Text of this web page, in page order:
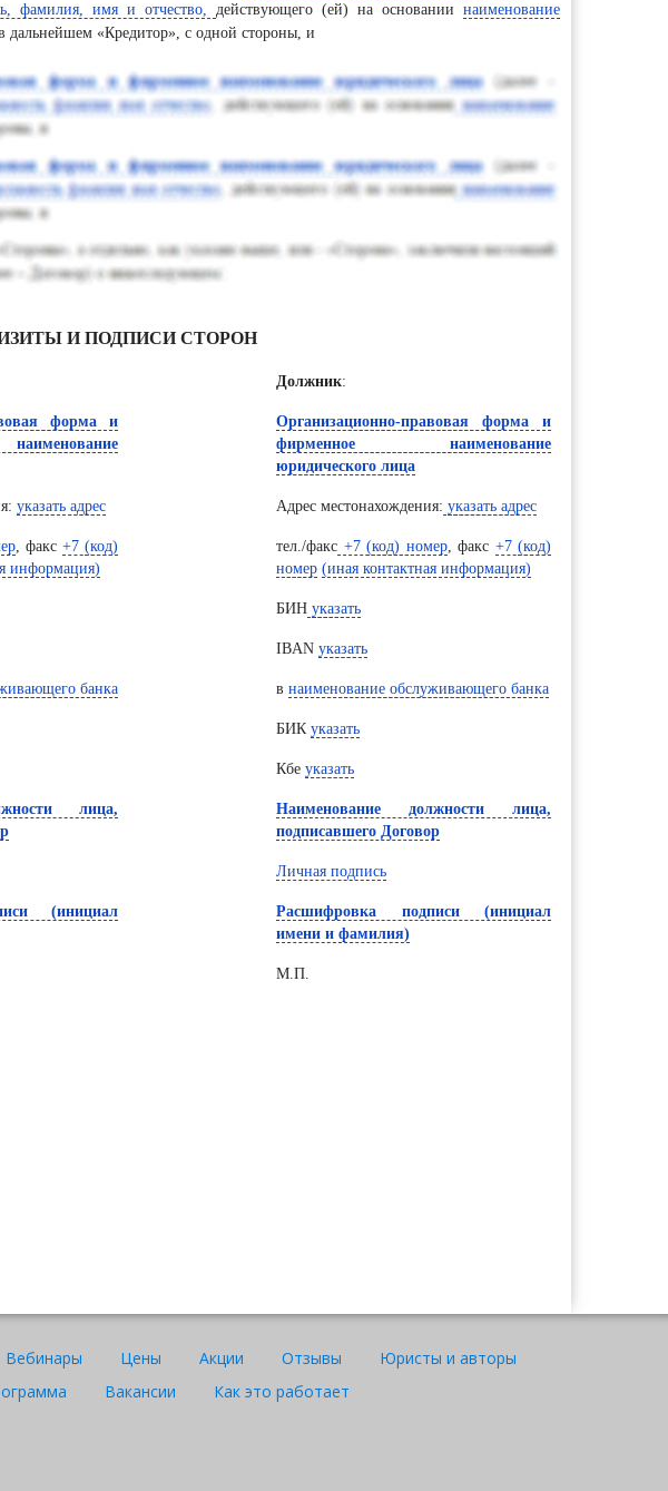
фамилия, имя и отчество, действующего (ей) на основании наименование
дальнейшем «Кредитор», с одной стороны, и
И ПОДПИСИ СТОРОН
Должник:
форма и
Организационно-правовая форма и
фирменное наименование
юридического лица
указать адрес Адрес местонахождения: указать адрес
, факс +7(код)
информация)
тел./факс +7 (код) номер, факс +7 (код)
номер (иная контактная информация)
БИН указать
IBAN указать
банка в наименование обслуживающего банка
БИК указать
Кбе указать
лица,
Наименование должности лица,
подписавшего Договор
Личная подпись
(инициал
Расшифровка подписи (инициал
имени и фамилия)
М.П.
Вебинары Цены Акции Отзывы
Юристы и авторы
Вакансии
Как это работает